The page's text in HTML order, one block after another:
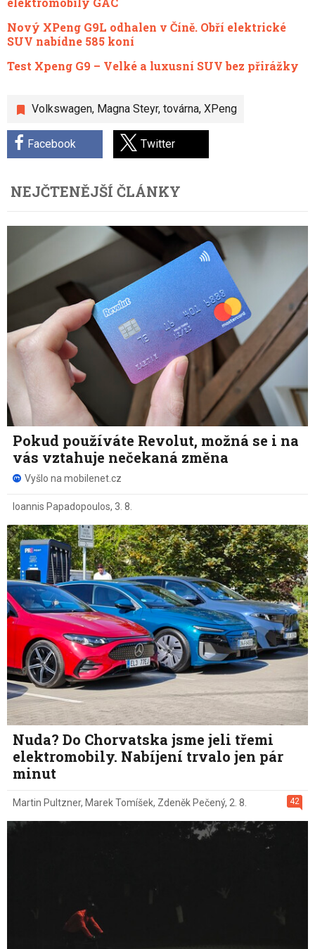
Volkswagen, Magna Steyr, továrna, XPeng
Facebook Twitter
Nový XPeng G9L odhalen v Číně. Obří elektrické
SUV nabídne 585 koní
Test Xpeng G9 – Velké a luxusní SUV bez přirážky
NEJČTENĚJŠÍ ČLÁNKY
Pokud používáte Revolut, možná se i na
vás vztahuje nečekaná změna
Vyšlo na mobilenet.cz
Ioannis Papadopoulos, 3. 8.
Nuda? Do Chorvatska jsme jeli třemi
elektromobily. Nabíjení trvalo jen pár
minut
42
Martin Pultzner, Marek Tomíšek, Zdeněk Pečený, 2. 8.